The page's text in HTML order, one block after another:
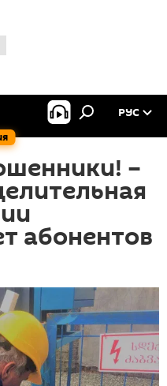
РУС
–
абонентов